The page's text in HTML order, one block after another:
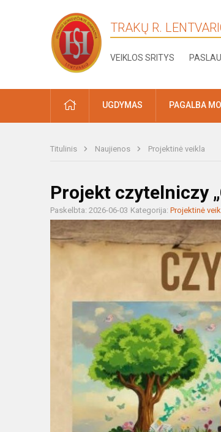
TRAKŲ R.
VEIKLOS SRITYS
PRADŽIAUGDYMAS PAGALBA
Titulinis Naujienos Projektinė veikla
Projekt czytelniczy
Paskelbta: 2026-06-03 Kategorija: Projektinė